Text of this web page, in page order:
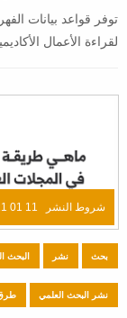
توفر قواعد بيانات
لقراءة الأعمال
شروط النشر 11 01 2021
بحث نشر البحث
نشر البحث العلمي